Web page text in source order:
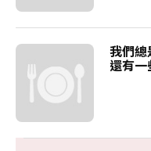
我們總
還有一